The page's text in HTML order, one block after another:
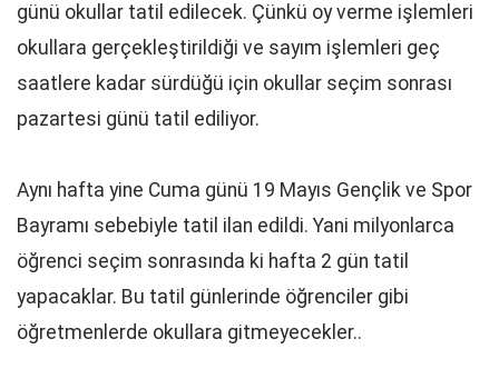
günü okullar tatil edilecek. Çünkü oy verme işlemleri
okullara gerçekleştirildiği ve sayım işlemleri geç
saatlere kadar sürdüğü için okullar seçim sonrası
pazartesi günü tatil ediliyor.
Aynı hafta yine Cuma günü 19 Mayıs Gençlik ve Spor
Bayramı sebebiyle tatil ilan edildi. Yani milyonlarca
öğrenci seçim sonrasında ki hafta 2 gün tatil
yapacaklar. Bu tatil günlerinde öğrenciler gibi
öğretmenlerde okullara gitmeyecekler..